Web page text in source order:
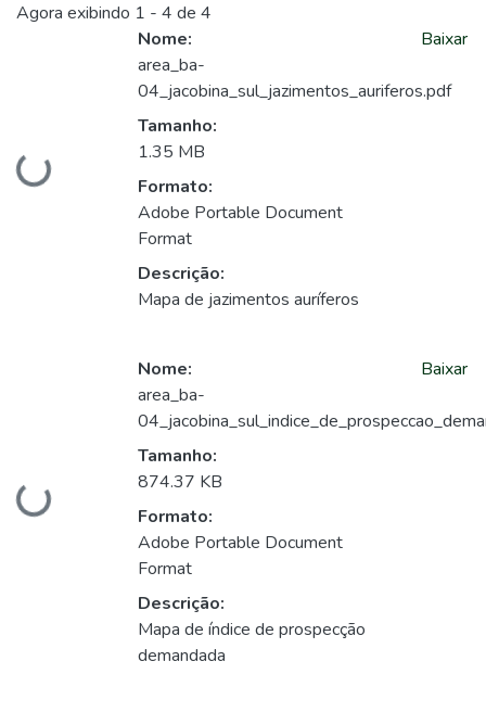
Agora exibindo 1 - 4 de 4
Carregando...
Nome:
area_ba-
04_jacobina_sul_jazimentos_auriferos.pdf
Tamanho:
1.35 MB
Formato:
Adobe Portable Document
Format
Descrição:
Mapa de jazimentos auríferos
Baixar
Carregando...
Nome:
area_ba-
Tamanho:
874.37 KB
Formato:
Adobe Portable Document
Format
Descrição:
Mapa de índice de prospecção
demandada
Baixar